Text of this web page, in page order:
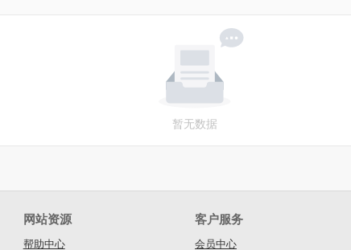
暂无数据
网站资源
帮助中心
客户服务
会员中心